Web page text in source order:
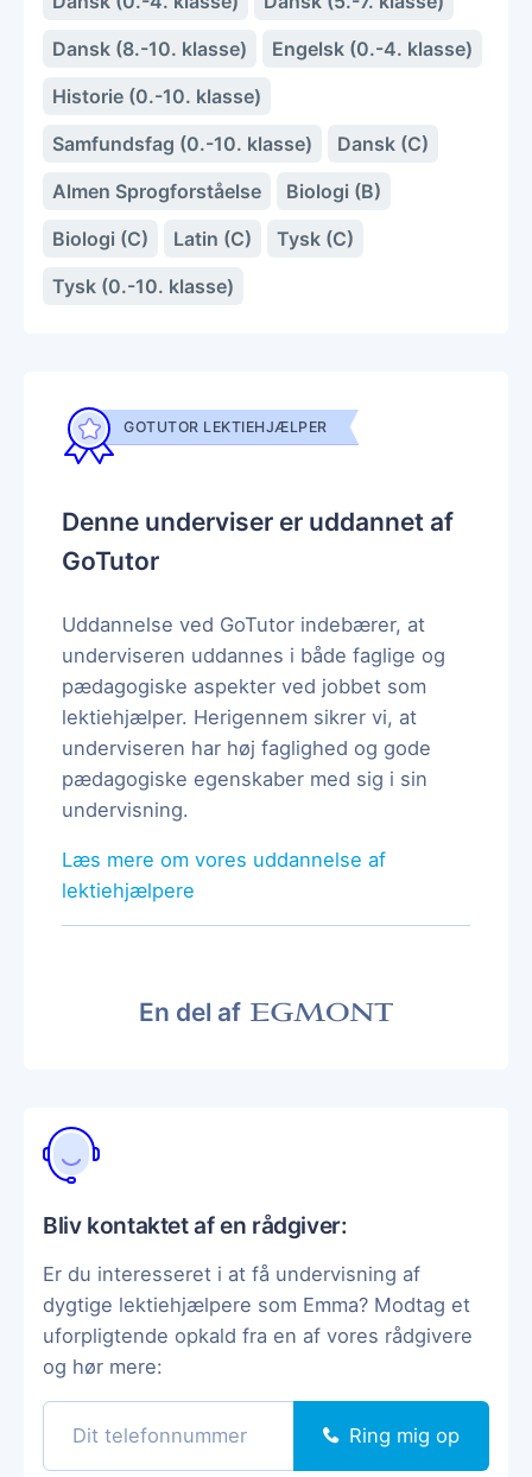
Dansk (8.-10. klasse)
Engelsk (0.-4. klasse)
Historie (0.-10. klasse)
Samfundsfag (0.-10. klasse)
Dansk (C)
Almen Sprogforståelse
Biologi (B)
Biologi (C)
Latin (C)
Tysk (C)
Tysk (0.-10. klasse)
GOTUTOR LEKTIEHJÆLPER
Denne underviser er uddannet af
GoTutor
Uddannelse ved GoTutor indebærer, at
underviseren uddannes i både faglige og
pædagogiske aspekter ved jobbet som
lektiehjælper. Herigennem sikrer vi, at
underviseren har høj faglighed og gode
pædagogiske egenskaber med sig i sin
undervisning.
Læs mere om vores uddannelse af
lektiehjælpere
En del af
Bliv kontaktet af en rådgiver:
Er du interesseret i at få undervisning af
dygtige lektiehjælpere som Emma? Modtag et
uforpligtende opkald fra en af vores rådgivere
og hør mere:
Ring mig op